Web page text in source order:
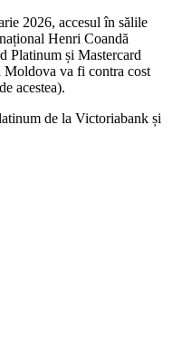
2026, accesul în sălile
Henri Coandă
Platinum și Mastercard
Moldova va fi contra cost
acestea).
de la Victoriabank și